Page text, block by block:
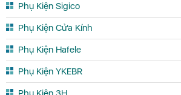
Phụ Kiện Sigico
Phụ Kiện Cửa Kính
Phụ Kiện Hafele
Phụ Kiện YKEBR